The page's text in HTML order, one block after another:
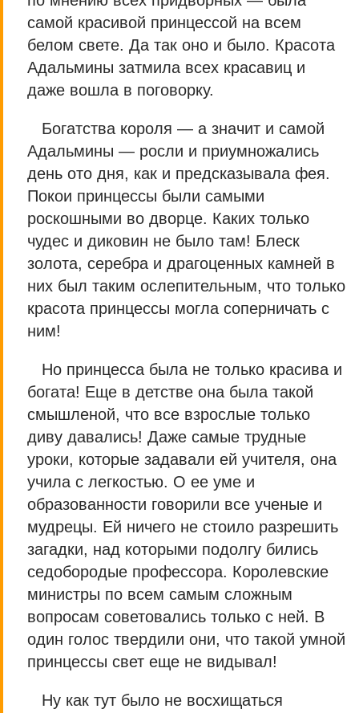
самой красивой принцессой на всем
белом свете. Да так оно и было. Красота
Адальмины затмила всех красавиц и
даже вошла в поговорку.
Богатства короля — а значит и самой
Адальмины — росли и приумножались
день ото дня, как и предсказывала фея.
Покои принцессы были самыми
роскошными во дворце. Каких только
чудес и диковин не было там! Блеск
золота, серебра и драгоценных камней в
них был таким ослепительным, что только
красота принцессы могла соперничать с
ним!
Но принцесса была не только красива и
богата! Еще в детстве она была такой
смышленой, что все взрослые только
диву давались! Даже самые трудные
уроки, которые задавали ей учителя, она
учила с легкостью. О ее уме и
образованности говорили все ученые и
мудрецы. Ей ничего не стоило разрешить
загадки, над которыми подолгу бились
седобородые профессора. Королевские
министры по всем самым сложным
вопросам советовались только с ней. В
один голос твердили они, что такой умной
принцессы свет еще не видывал!
Ну как тут было не восхищаться